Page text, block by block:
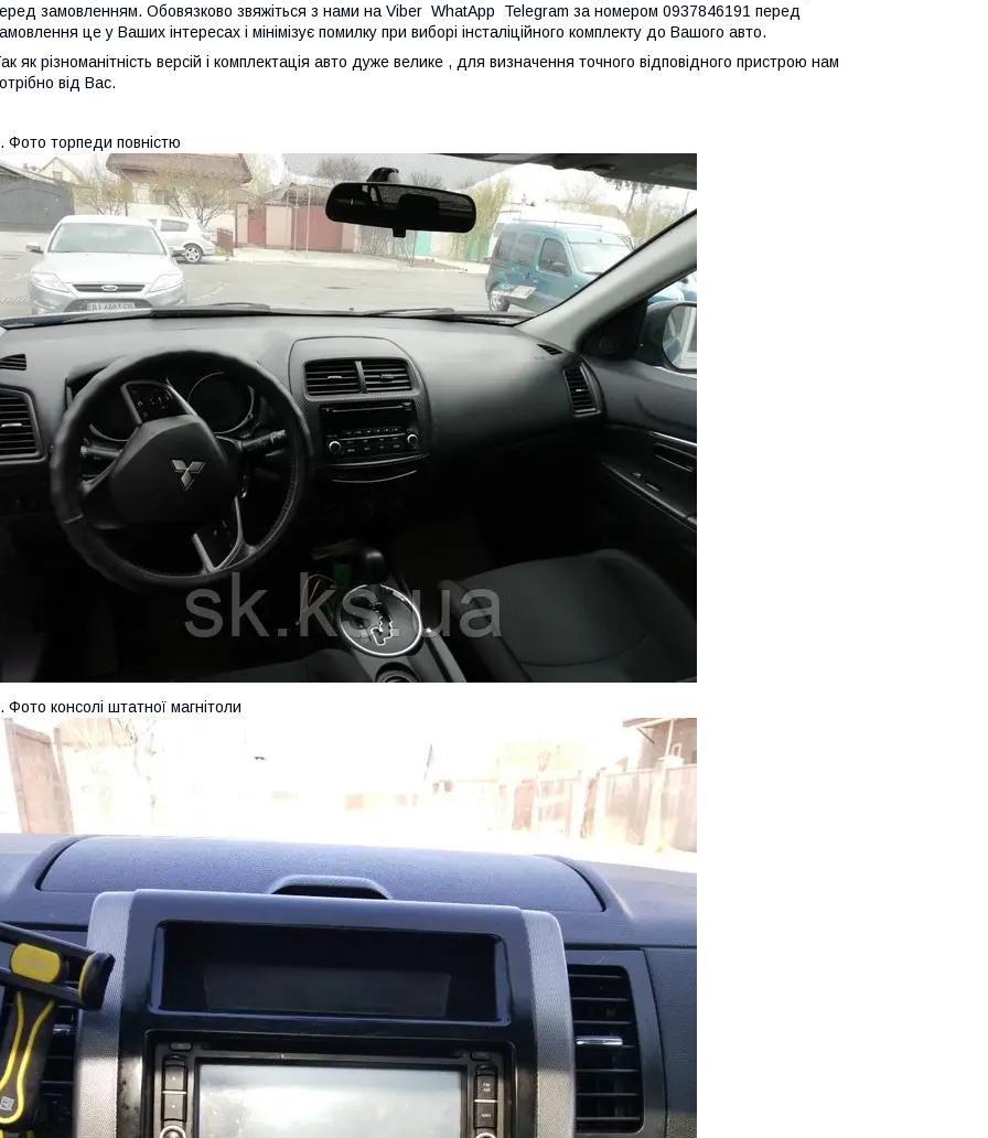
замовленням. Обовязково звяжіться з нами на Viber WhatApp Telegram за номером 0937846191 перед
це у Ваших інтересах і мінімізує помилку при виборі інсталіційного комплекту до Вашого авто.
як різноманітність версій і комплектація авто дуже велике , для визначення точного відповідного пристрою нам
від Вас.
Фото торпеди повністю
Фото консолі штатної магнітоли